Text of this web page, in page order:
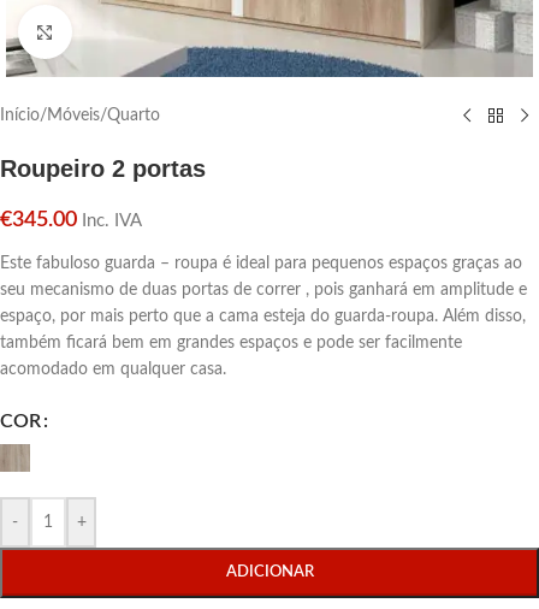
Click para aumentar
Início/ Móveis/Quarto
Roupeiro 2 portas
€345.00 Inc. IVA
Este fabuloso guarda – roupa é ideal para pequenos espaços graças ao
seu mecanismo de duas portas de correr , pois ganhará em amplitude e
espaço, por mais perto que a cama esteja do guarda-roupa. Além disso,
também ficará bem em grandes espaços e pode ser facilmente
acomodado em qualquer casa.
COR
- +
ADICIONAR